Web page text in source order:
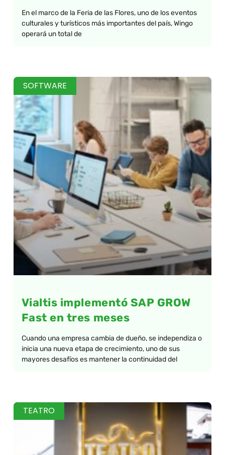
En el marco de la Feria de las Flores, uno de los eventos
culturales y turísticos más importantes del país, Wingo
operará un total de
SOFTWARE
Vialtis implementó SAP GROW
Fast en tres meses
Cuando una empresa cambia de dueño, se independiza o
inicia una nueva etapa de crecimiento, uno de sus
mayores desafíos es mantener la continuidad del
TEATRO